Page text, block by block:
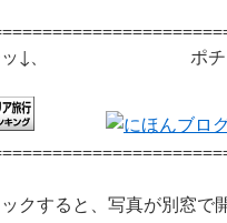
チッ↓、 ポチッ↓
クすると、写真が別窓で